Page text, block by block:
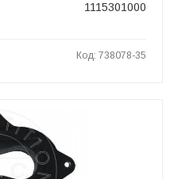
1115301000
Код: 738078-35